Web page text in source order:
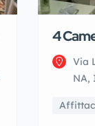
4
Via
NA,